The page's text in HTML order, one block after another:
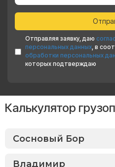
Отправляя заявку, даю
персональных данных, в
обработки персональных
которых подтверждаю
Калькулятор